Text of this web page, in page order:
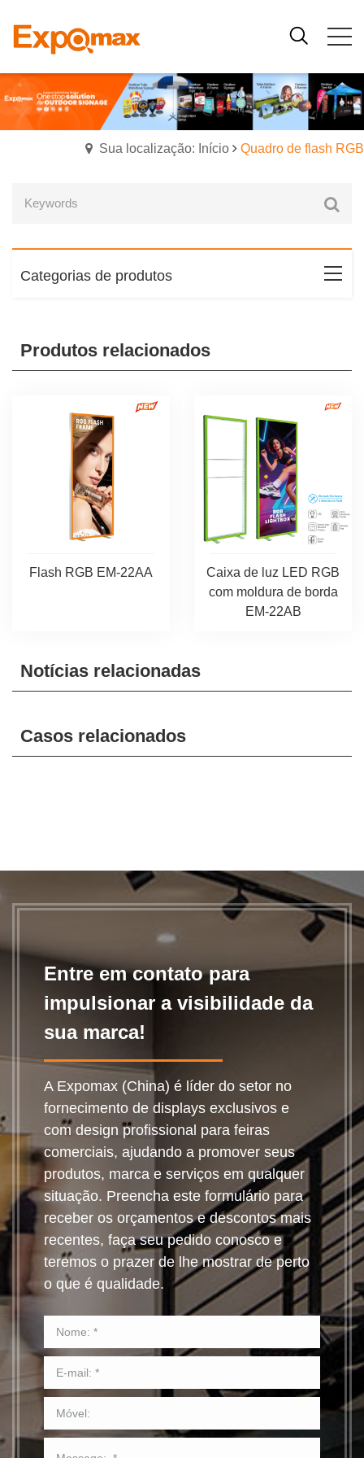
Sua localização: Início Quadro de flash RGB
Categorias de produtos
Produtos relacionados
Flash RGB EM-22AA
Caixa de luz LED RGB
com moldura de borda
EM-22AB
Notícias relacionadas
Casos relacionados
Entre em contato para
impulsionar a visibilidade da
sua marca!
A Expomax (China) é líder do setor no
fornecimento de displays exclusivos e
com design profissional para feiras
comerciais, ajudando a promover seus
produtos, marca e serviços em qualquer
situação. Preencha este formulário para
receber os orçamentos e descontos mais
recentes, faça seu pedido conosco e
teremos o prazer de lhe mostrar de perto
o que é qualidade.